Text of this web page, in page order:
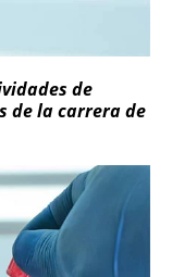
de
de la carrera de